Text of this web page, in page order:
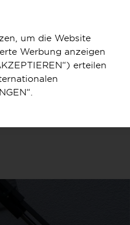
um die Website
Werbung anzeigen
erteilen